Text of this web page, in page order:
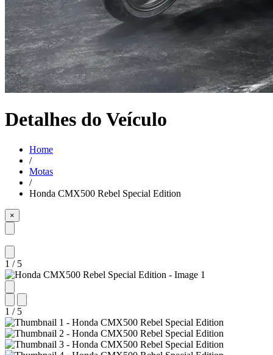
Detalhes do Veículo
Home
/
Motas
/
Honda CMX500 Rebel Special Edition
×
1 / 5
1 / 5